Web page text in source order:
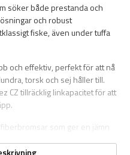
söker både prestanda och
och robust
fiske, även under tuffa
och effektiv, perfekt för att nå
torsk och sej håller till.
CZ tillräcklig linkapacitet för att
som ger en jämn
gör det möjligt att drilla riktigt